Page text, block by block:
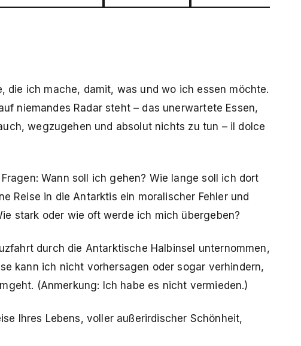
die ich mache, damit, was und wo ich essen möchte.
niemandes Radar steht – das unerwartete Essen,
wegzugehen und absolut nichts zu tun – il dolce
Wann soll ich gehen? Wie lange soll ich dort
Reise in die Antarktis ein moralischer Fehler und
stark oder wie oft werde ich mich übergeben?
durch die Antarktische Halbinsel unternommen,
kann ich nicht vorhersagen oder sogar verhindern,
(Anmerkung: Ich habe es nicht vermieden.)
Ihres Lebens, voller außerirdischer Schönheit,